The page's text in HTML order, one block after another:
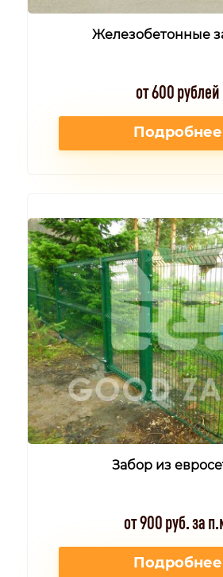
Железобетонные
от 600 рублей
Подробнее
Забор из
от 900 руб. за
Подробнее